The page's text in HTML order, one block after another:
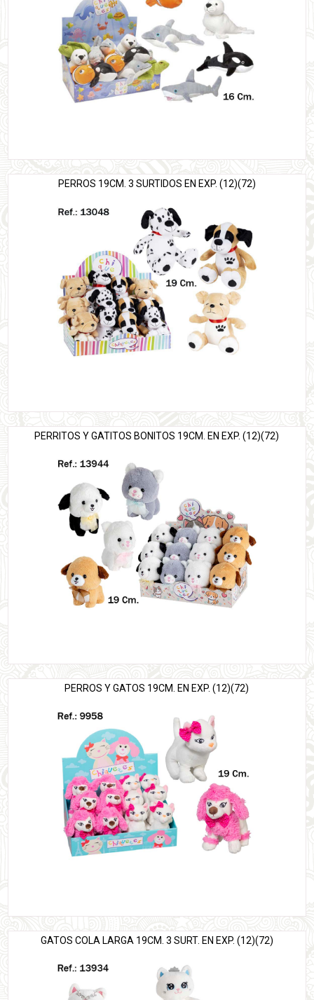
PERROS 19CM. 3 SURTIDOS EN EXP. (12)(72)
PERRITOS Y GATITOS BONITOS 19CM. EN EXP. (12)(72)
PERROS Y GATOS 19CM. EN EXP. (12)(72)
GATOS COLA LARGA 19CM. 3 SURT. EN EXP. (12)(72)